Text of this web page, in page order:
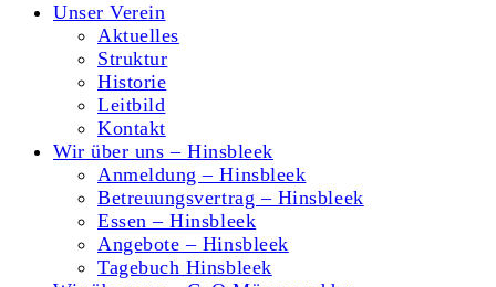
Unser Verein
Aktuelles
Struktur
Historie
Leitbild
Kontakt
Wir über uns – Hinsbleek
Anmeldung – Hinsbleek
Betreuungsvertrag – Hinsbleek
Essen – Hinsbleek
Angebote – Hinsbleek
Tagebuch Hinsbleek